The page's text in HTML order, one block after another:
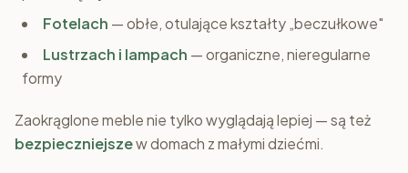
Fotelach — obłe, otulające kształty „beczułkowe"
Lustrzach i lampach — organiczne, nieregularne
formy
Zaokrąglone meble nie tylko wyglądają lepiej — są też
bezpieczniejszew domach z małymi dziećmi.